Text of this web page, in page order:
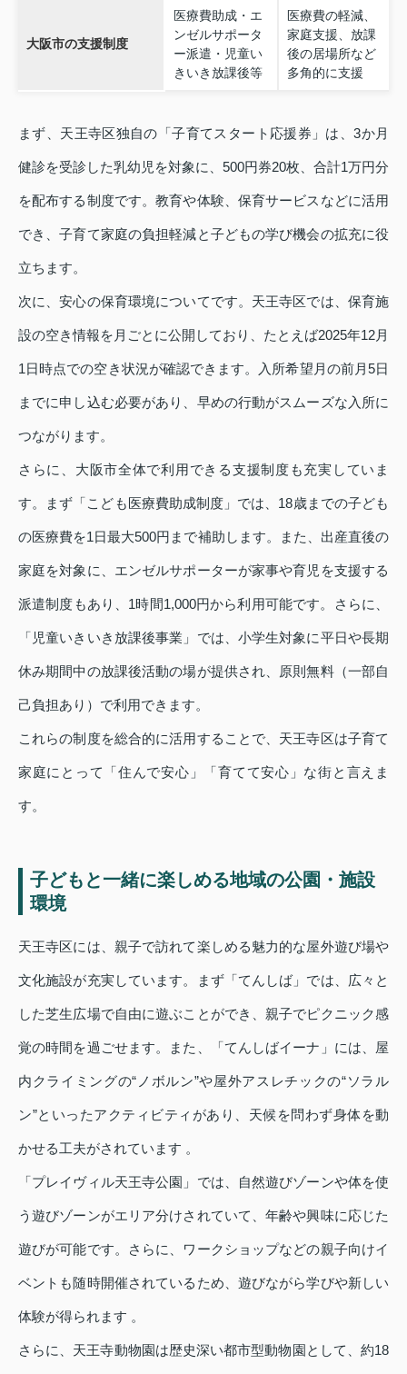
大阪市の支援制度
医療費助成・エ
ンゼルサポータ
ー派遣・児童い
きいき放課後等
医療費の軽減、
家庭支援、放課
後の居場所など
多角的に支援
まず、天王寺区独自の「子育てスタート応援券」は、3か月
健診を受診した乳幼児を対象に、500円券20枚、合計1万円分
を配布する制度です。教育や体験、保育サービスなどに活用
でき、子育て家庭の負担軽減と子どもの学び機会の拡充に役
立ちます。
次に、安心の保育環境についてです。天王寺区では、保育施
設の空き情報を月ごとに公開しており、たとえば2025年12月
1日時点での空き状況が確認できます。入所希望月の前月5日
までに申し込む必要があり、早めの行動がスムーズな入所に
つながります。
さらに、大阪市全体で利用できる支援制度も充実していま
す。まず「こども医療費助成制度」では、18歳までの子ども
の医療費を1日最大500円まで補助します。また、出産直後の
家庭を対象に、エンゼルサポーターが家事や育児を支援する
派遣制度もあり、1時間1,000円から利用可能です。さらに、
「児童いきいき放課後事業」では、小学生対象に平日や長期
休み期間中の放課後活動の場が提供され、原則無料（一部自
己負担あり）で利用できます。
これらの制度を総合的に活用することで、天王寺区は子育て
家庭にとって「住んで安心」「育てて安心」な街と言えま
す。
子どもと一緒に楽しめる地域の公園・施設
環境
天王寺区には、親子で訪れて楽しめる魅力的な屋外遊び場や
文化施設が充実しています。まず「てんしば」では、広々と
した芝生広場で自由に遊ぶことができ、親子でピクニック感
覚の時間を過ごせます。また、「てんしばイーナ」には、屋
内クライミングの“ノボルン”や屋外アスレチックの“ソラル
ン”といったアクティビティがあり、天候を問わず身体を動
かせる工夫がされています 。
「プレイヴィル天王寺公園」では、自然遊びゾーンや体を使
う遊びゾーンがエリア分けされていて、年齢や興味に応じた
遊びが可能です。さらに、ワークショップなどの親子向けイ
ベントも随時開催されているため、遊びながら学びや新しい
体験が得られます 。
さらに、天王寺動物園は歴史深い都市型動物園として、約18